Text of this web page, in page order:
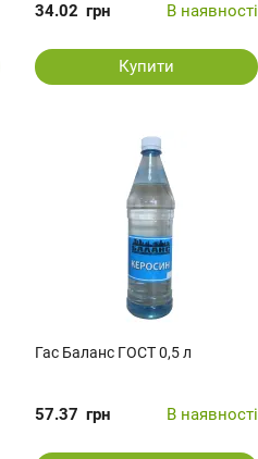
34.02 грн В наявності
Купити
Гас Баланс ГОСТ 0,5 л
57.37 грн В наявності